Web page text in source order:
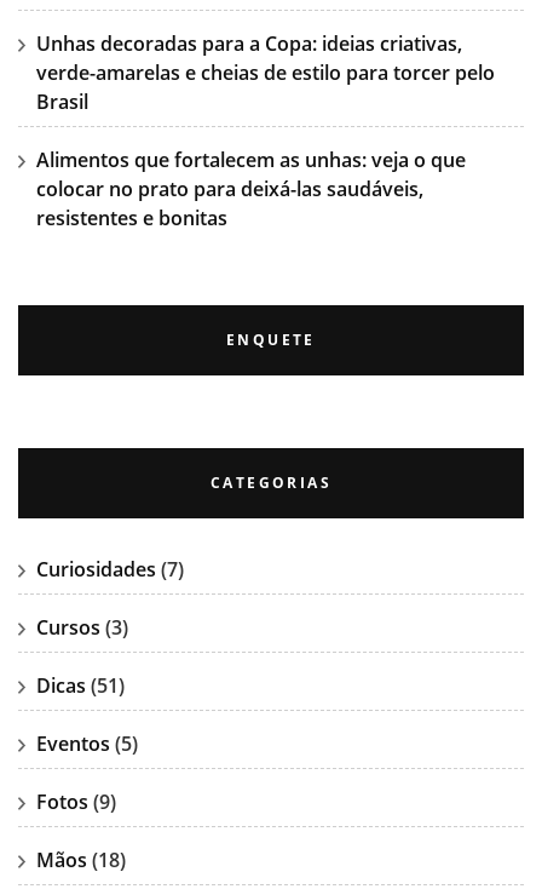
Unhas decoradas para a Copa: ideias criativas,
verde-amarelas e cheias de estilo para torcer pelo
Brasil
Alimentos que fortalecem as unhas: veja o que
colocar no prato para deixá-las saudáveis,
resistentes e bonitas
ENQUETE
CATEGORIAS
Curiosidades (7)
Cursos (3)
Dicas (51)
Eventos (5)
Fotos (9)
Mãos (18)